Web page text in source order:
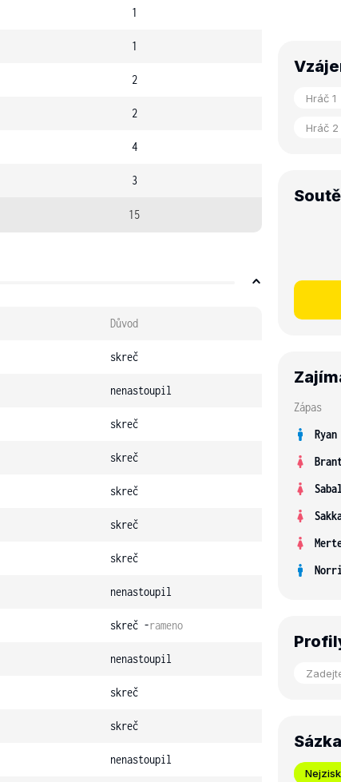
1
1
2
2
4
3
15
Důvod
skreč
nenastoupil
skreč
skreč
skreč
skreč
skreč
nenastoupil
skreč -rameno
nenastoupil
skreč
skreč
nenastoupil
Zápas